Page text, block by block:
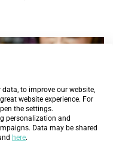
to improve our website,
website experience. For
the settings.
personalization and
Data may be shared
here.